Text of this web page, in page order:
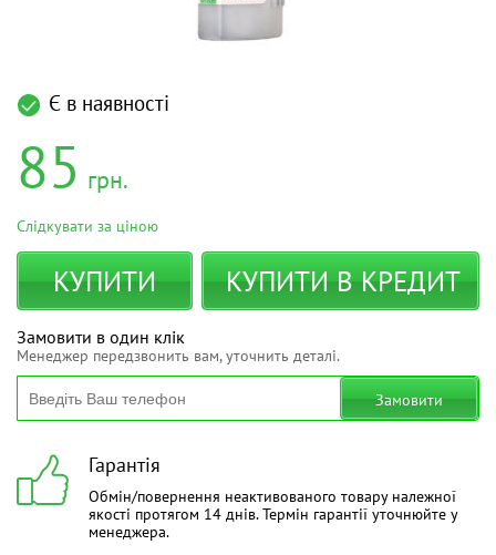
Є в наявності
85 грн.
Слідкувати за ціною
КУПИТИ КУПИТИ В КРЕДИТ
Замовити в один клік
Менеджер передзвонить вам, уточнить деталі.
Замовити
Гарантія
Обмін/повернення неактивованого товару належної
якості протягом 14 днів. Термін гарантії уточнюйте у
менеджера.